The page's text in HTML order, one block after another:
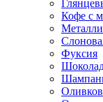
Кофе с
Фуксия